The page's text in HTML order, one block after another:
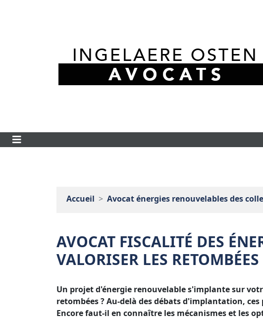
Accueil Avocat énergies renouvelables des
AVOCAT FISCALITÉ DES
VALORISER LES
Un projet d'énergie renouvelable s'implante sur
retombées ? Au-delà des débats d'implantation,
Encore faut-il en connaître les mécanismes et les